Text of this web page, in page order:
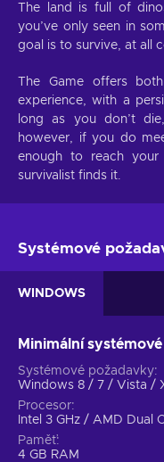
The land is full of
you’ve only seen in
goal is to survive, at all
The Game offers
experience, with a
long as you don’t
however, if you do
enough to reach
survivalist finds it.
Systémové
WINDOWS
Minimální
Systémové požadavky
Windows 8 / 7 / Vista /
Procesor
Intel 3 GHz / AMD Dual
Paměť
4 GB RAM